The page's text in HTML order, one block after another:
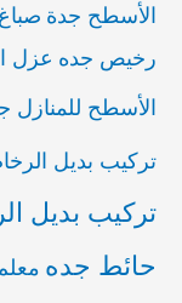
الأسطح جدة
رخيص جده عزل
الأسطح للمنازل
تركيب بديل
تركيب بديل
حائط جده